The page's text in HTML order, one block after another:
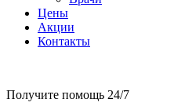
Цены
Акции
Контакты
Получите помощь 24/7